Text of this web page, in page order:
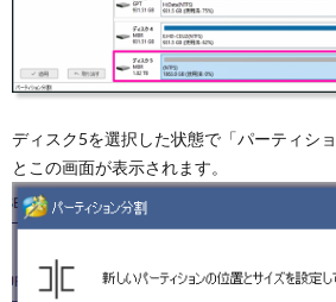
ディスク5を選択した状態で「パーティシ
とこの画面が表示されます。